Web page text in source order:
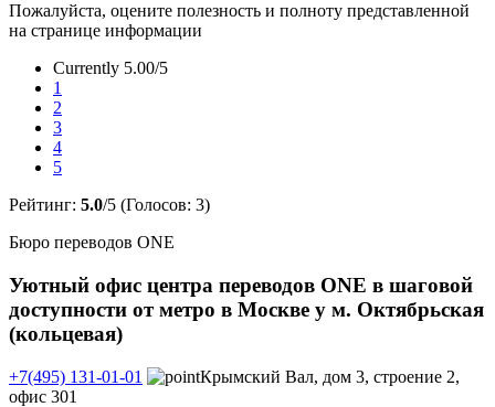
Пожалуйста, оцените полезность и полноту представленной
на странице информации
Currently 5.00/5
1
2
3
4
5
Рейтинг: 5.0/5 (Голосов: 3)
Бюро переводов ONE
Уютный офис центра переводов ONE в шаговой
доступности от метро в Москве у м. Октябрьская
(кольцевая)
+7(495) 131-01-01
Крымский Вал, дом 3, строение 2,
офис 301